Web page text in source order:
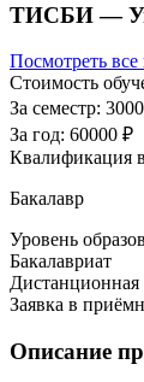
ТИСБИ —
Посмотреть
Стоимость
За семестр:
За год: 60000 ₽
Квалификация
Бакалавр
Уровень
Бакалавриат
Дистанционная
Заявка в
Описание